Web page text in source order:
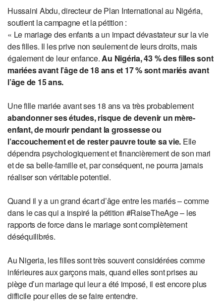
Hussaini Abdu, directeur de Plan International au Nigéria,
soutient la campagne et la pétition :
« Le mariage des enfants a un impact dévastateur sur la vie
des filles. Il les prive non seulement de leurs droits, mais
également de leur enfance.Au Nigéria, 43 % des filles sont
mariées avant l’âge de 18 ans et 17 % sont mariés avant
l’âge de 15 ans.
Une fille mariée avant ses 18 ans va très probablement
abandonner ses études, risque de devenir un mère-
enfant, de mourir pendant la grossesse ou
l’accouchement et de rester pauvre toute sa vie. Elle
dépendra psychologiquement et financièrement de son mari
et de sa belle-famille et, par conséquent, ne pourra jamais
réaliser son véritable potentiel.
Quand il y a un grand écart d’âge entre les mariés – comme
dans le cas qui a inspiré la pétition #RaiseTheAge – les
rapports de force dans le mariage sont complètement
déséquilibrés.
Au Nigeria, les filles sont très souvent considérées comme
inférieures aux garçons mais, quand elles sont prises au
piège d’un mariage qui leur a été imposé, il est encore plus
difficile pour elles de se faire entendre.